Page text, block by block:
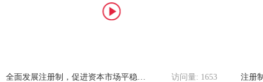
全面发展注册制，促进资本市场平稳健康发展-呼和浩特部 访问量: 1653 注册